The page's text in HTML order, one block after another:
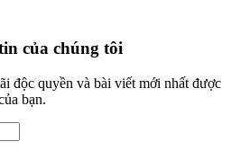
của chúng tôi
độc quyền và bài viết mới nhất được
bạn.